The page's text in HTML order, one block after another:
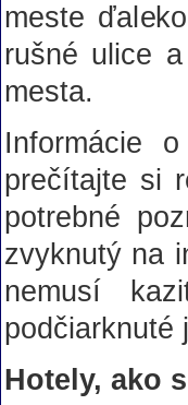
meste
rušné ulice
mesta.
Informácie
prečítajte si
potrebné
zvyknutý na
nemusí
podčiarknuté
Hotely, ako